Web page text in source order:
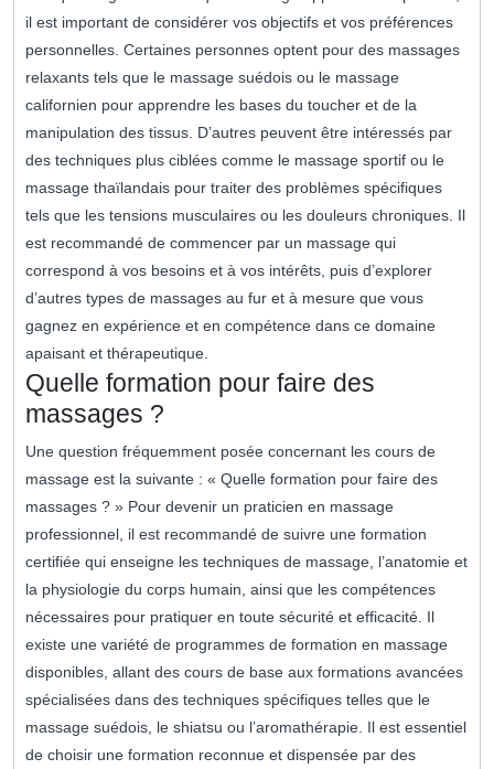
il est important de considérer vos objectifs et vos préférences
personnelles. Certaines personnes optent pour des massages
relaxants tels que le massage suédois ou le massage
californien pour apprendre les bases du toucher et de la
manipulation des tissus. D’autres peuvent être intéressés par
des techniques plus ciblées comme le massage sportif ou le
massage thaïlandais pour traiter des problèmes spécifiques
tels que les tensions musculaires ou les douleurs chroniques. Il
est recommandé de commencer par un massage qui
correspond à vos besoins et à vos intérêts, puis d’explorer
d’autres types de massages au fur et à mesure que vous
gagnez en expérience et en compétence dans ce domaine
apaisant et thérapeutique.
Quelle formation pour faire des
massages ?
Une question fréquemment posée concernant les cours de
massage est la suivante : « Quelle formation pour faire des
massages ? » Pour devenir un praticien en massage
professionnel, il est recommandé de suivre une formation
certifiée qui enseigne les techniques de massage, l’anatomie et
la physiologie du corps humain, ainsi que les compétences
nécessaires pour pratiquer en toute sécurité et efficacité. Il
existe une variété de programmes de formation en massage
disponibles, allant des cours de base aux formations avancées
spécialisées dans des techniques spécifiques telles que le
massage suédois, le shiatsu ou l’aromathérapie. Il est essentiel
de choisir une formation reconnue et dispensée par des